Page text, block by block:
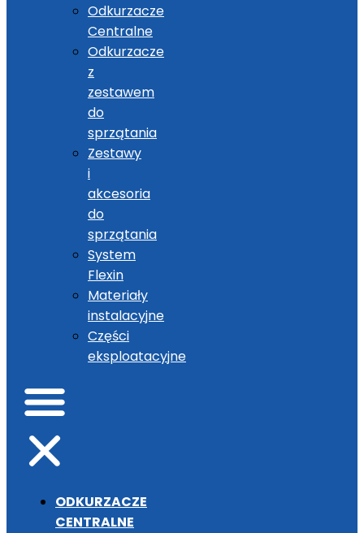
Odkurzacze
Centralne
Odkurzacze
z
zestawem
do
sprzątania
Zestawy
i
akcesoria
do
sprzątania
System
Flexin
Materiały
instalacyjne
Części
eksploatacyjne
ODKURZACZE
CENTRALNE